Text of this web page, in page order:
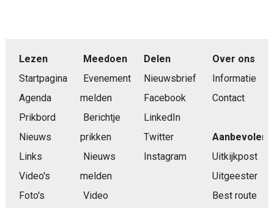
Lezen
Startpagina
Agenda
Prikbord
Nieuws
Links
Video's
Foto's
Meedoen
Evenement
melden
Berichtje
prikken
Nieuws
melden
Video
Delen
Nieuwsbrief
Facebook
LinkedIn
Twitter
Instagram
Over ons
Informatie
Contact
Aanbevolen
Uitkijkpost
Uitgeester
Best route